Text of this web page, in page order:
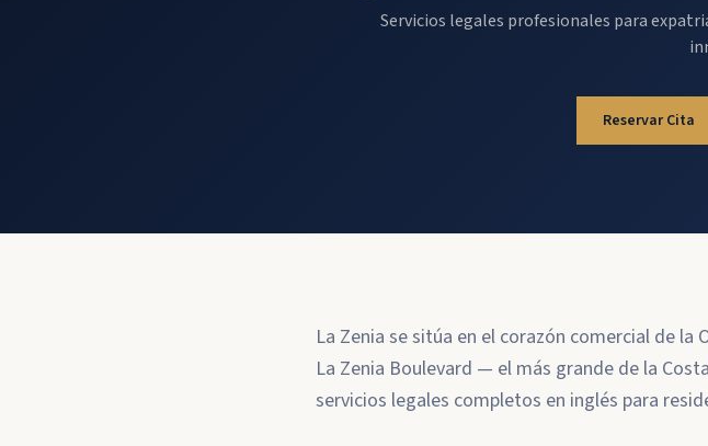
Servicios legales profesionales para
Reservar Cita
La Zenia se sitúa en el corazón comercial de
La Zenia Boulevard — el más grande de la
servicios legales completos en inglés para